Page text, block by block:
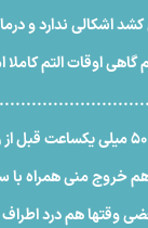
کشد اشکالی ندارد و
گاهی اوقات التم
هم خروج منی همراه
وقتها هم درد